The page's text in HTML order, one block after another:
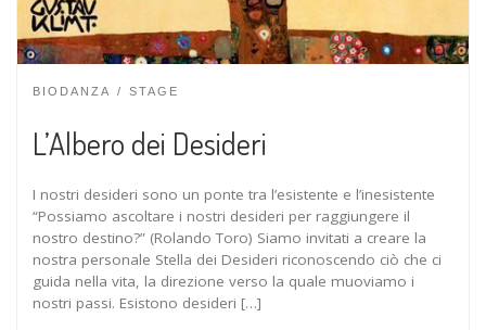
BIODANZA STAGE
L’Albero dei Desideri
I nostri desideri sono un ponte tra l’esistente e l’inesistente
“Possiamo ascoltare i nostri desideri per raggiungere il
nostro destino?” (Rolando Toro) Siamo invitati a creare la
nostra personale Stella dei Desideri riconoscendo ciò che ci
guida nella vita, la direzione verso la quale muoviamo i
nostri passi. Esistono desideri […]